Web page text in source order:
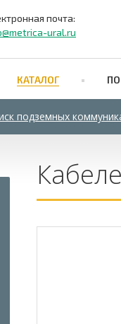
почта:
ural.ru
КАТАЛОГ
подземных